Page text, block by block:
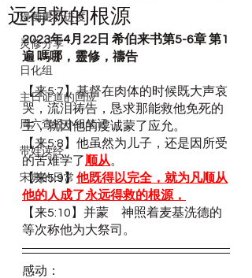
漫画更新进度
灵修分享
日化组
主日证道的回应
周六查经小组笔记
带娃读经
宋典的日常
远得救的根源
2023年4月22日 希伯来书第5-6章 第1
遍 嗎哪，靈修，禱告
【来5:7】基督在肉体的时候既大声哀
哭，流泪祷告，恳求那能救他免死的
主，就因他的虔诚蒙了应允。
【来5:8】他虽然为儿子，还是因所受
的苦难学了顺从。
【来5:9】 他既得以完全，就为凡顺从
他的人成了永远得救的根源，
【来5:10】并蒙　神照着麦基洗德的
等次称他为大祭司。
感动：